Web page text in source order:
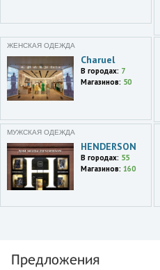
ЖЕНСКАЯ ОДЕЖДА
Charuel
В городах: 7
Магазинов: 50
МУЖСКАЯ ОДЕЖДА
HENDERSON
В городах: 55
Магазинов: 160
Предложения